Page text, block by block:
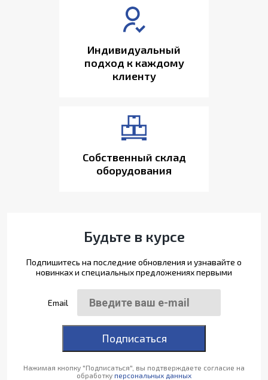
Индивидуальный
подход к каждому
клиенту
Собственный склад
оборудования
Будьте в курсе
Подпишитесь на последние обновления и узнавайте о
новинках и специальных предложениях первыми
Email
Подписаться
Нажимая кнопку "Подписаться", вы подтверждаете согласие на
обработку персональных данных